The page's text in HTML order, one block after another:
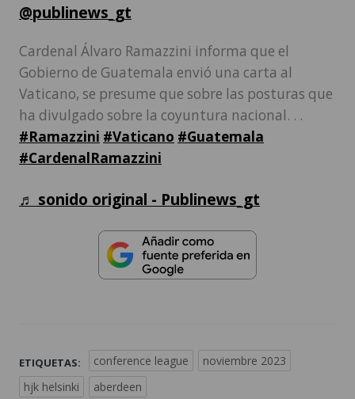
@publinews_gt
Cardenal Álvaro Ramazzini informa que el
Gobierno de Guatemala envió una carta al
Vaticano, se presume que sobre las posturas que
ha divulgado sobre la coyuntura nacional. . .
#Ramazzini #Vaticano #Guatemala
#CardenalRamazzini
♬ sonido original - Publinews_gt
ETIQUETAS: conference league
noviembre 2023
hjk helsinki
aberdeen